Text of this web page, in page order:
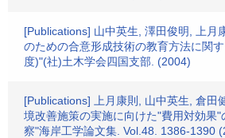
[Publications] 山中英生, 澤田俊明, 上月
のための合意形成技術の教育方法に関
度)"(社)土木学会四国支部. (2004)
[Publications] 上月康則, 山中英生, 倉田
境改善施策の実施に向けた"費用対効果
察"海岸工学論文集. Vol.48. 1386-1390